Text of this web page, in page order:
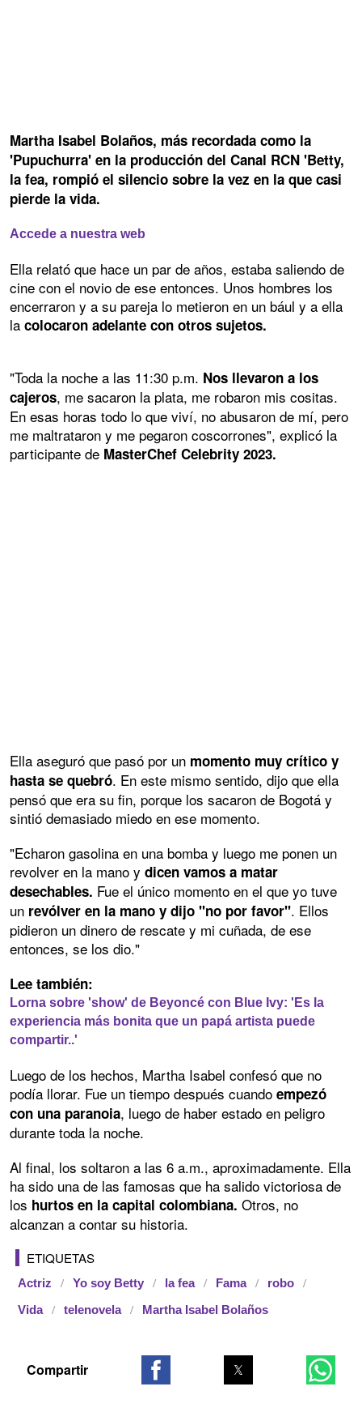
Martha Isabel Bolaños, más recordada como la
'Pupuchurra' en la producción del Canal RCN 'Betty,
la fea, rompió el silencio sobre la vez en la que casi
pierde la vida.
Accede a nuestra web
Ella relató que hace un par de años, estaba saliendo de
cine con el novio de ese entonces. Unos hombres los
encerraron y a su pareja lo metieron en un bául y a ella
la colocaron adelante con otros sujetos.
"Toda la noche a las 11:30 p.m. Nos llevaron a los
cajeros, me sacaron la plata, me robaron mis cositas.
En esas horas todo lo que viví, no abusaron de mí, pero
me maltrataron y me pegaron coscorrones", explicó la
participante de MasterChef Celebrity 2023.
Ella aseguró que pasó por un momento muy crítico y
hasta se quebró. En este mismo sentido, dijo que ella
pensó que era su fin, porque los sacaron de Bogotá y
sintió demasiado miedo en ese momento.
"Echaron gasolina en una bomba y luego me ponen un
revolver en la mano y dicen vamos a matar
desechables. Fue el único momento en el que yo tuve
un revólver en la mano y dijo "no por favor". Ellos
pidieron un dinero de rescate y mi cuñada, de ese
entonces, se los dio."
Lee también:
Lorna sobre 'show' de Beyoncé con Blue Ivy: 'Es la
experiencia más bonita que un papá artista puede
compartir..'
Luego de los hechos, Martha Isabel confesó que no
podía llorar. Fue un tiempo después cuando empezó
con una paranoia, luego de haber estado en peligro
durante toda la noche.
Al final, los soltaron a las 6 a.m., aproximadamente. Ella
ha sido una de las famosas que ha salido victoriosa de
los hurtos en la capital colombiana. Otros, no
alcanzan a contar su historia.
ETIQUETAS
Actriz Yo soy Betty la fea Fama robo
Vida telenovela Martha Isabel Bolaños